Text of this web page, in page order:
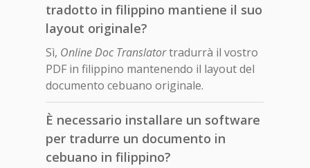
tradotto in filippino mantiene il suo
layout originale?
Sì, Online Doc Translatortradurrà il vostro
PDF in filippino mantenendo il layout del
documento cebuano originale.
È necessario installare un software
per tradurre un documento in
cebuano in filippino?